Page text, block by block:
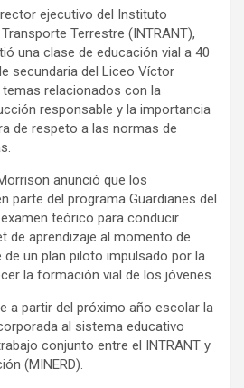
ejecutivo del Instituto
Terrestre (INTRANT),
una clase de educación vial a 40
secundaria del Liceo Víctor
relacionados con la
responsable y la importancia
de respeto a las normas de
anunció que los
parte del programa Guardianes del
teórico para conducir
de aprendizaje al momento de
un plan piloto impulsado por la
la formación vial de los jóvenes.
a partir del próximo año escolar la
al sistema educativo
conjunto entre el INTRANT y
(MINERD).